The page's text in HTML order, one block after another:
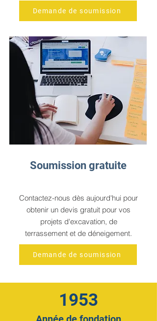
Demande de soumission
Soumission gratuite
Contactez-nous dès aujourd'hui pour
obtenir un devis gratuit pour vos
projets d'excavation, de
terrassement et de déneigement.
Demande de soumission
1953